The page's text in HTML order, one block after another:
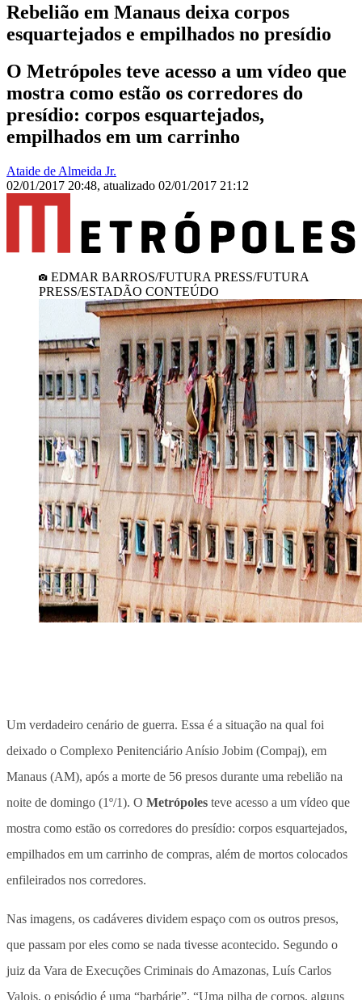
Rebelião em Manaus deixa corpos
esquartejados e empilhados no presídio
O Metrópoles teve acesso a um vídeo que
mostra como estão os corredores do
presídio: corpos esquartejados,
empilhados em um carrinho
Ataide de Almeida Jr.
02/01/2017 20:48, atualizado 02/01/2017 21:12
EDMAR BARROS/FUTURA PRESS/FUTURA
PRESS/ESTADÃO CONTEÚDO
Um verdadeiro cenário de guerra. Essa é a situação na qual foi
deixado o Complexo Penitenciário Anísio Jobim (Compaj), em
Manaus (AM), após a morte de 56 presos durante uma rebelião na
noite de domingo (1º/1). O Metrópoles teve acesso a um vídeo que
mostra como estão os corredores do presídio: corpos esquartejados,
empilhados em um carrinho de compras, além de mortos colocados
enfileirados nos corredores.
Nas imagens, os cadáveres dividem espaço com os outros presos,
que passam por eles como se nada tivesse acontecido. Segundo o
juiz da Vara de Execuções Criminais do Amazonas, Luís Carlos
Valois, o episódio é uma “barbárie”. “Uma pilha de corpos, alguns